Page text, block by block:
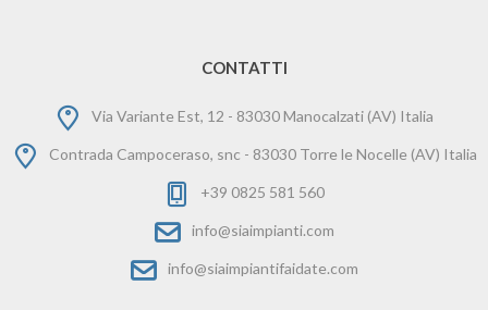
CONTATTI
Via Variante Est, 12 - 83030 Manocalzati (AV) Italia
Contrada Campoceraso, snc - 83030 Torre le Nocelle (AV) Italia
+39 0825 581 560
info@siaimpianti.com
info@siaimpiantifaidate.com